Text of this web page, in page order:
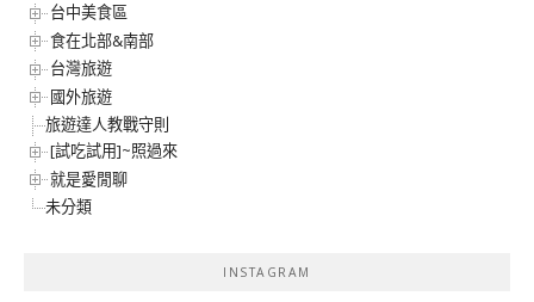
台中美食區
食在北部&南部
台灣旅遊
國外旅遊
旅遊達人教戰守則
[試吃試用]~照過來
就是愛閒聊
未分類
INSTAGRAM